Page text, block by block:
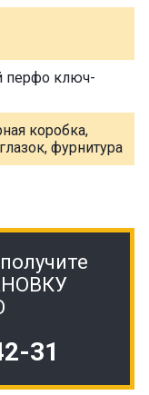
перфо ключ-
коробка,
фурнитура
31